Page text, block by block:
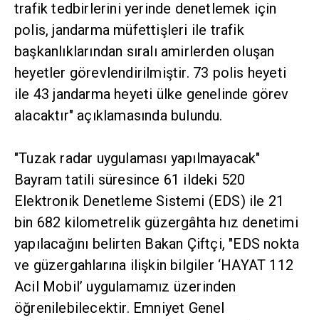
trafik tedbirlerini yerinde denetlemek için
polis, jandarma müfettişleri ile trafik
başkanlıklarından sıralı amirlerden oluşan
heyetler görevlendirilmiştir. 73 polis heyeti
ile 43 jandarma heyeti ülke genelinde görev
alacaktır" açıklamasında bulundu.
"Tuzak radar uygulaması yapılmayacak"
Bayram tatili süresince 61 ildeki 520
Elektronik Denetleme Sistemi (EDS) ile 21
bin 682 kilometrelik güzergâhta hız denetimi
yapılacağını belirten Bakan Çiftçi, "EDS nokta
ve güzergahlarına ilişkin bilgiler ‘HAYAT 112
Acil Mobil’ uygulamamız üzerinden
öğrenilebilecektir. Emniyet Genel